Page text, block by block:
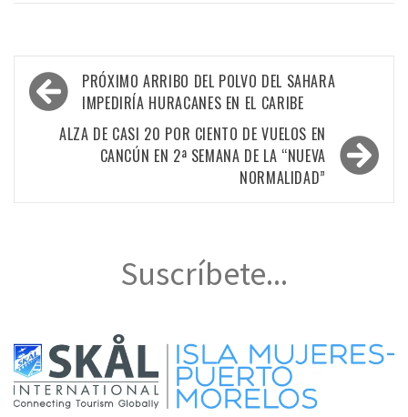
Navegación
de
entradas
PRÓXIMO ARRIBO DEL POLVO DEL SAHARA
IMPEDIRÍA HURACANES EN EL CARIBE
ALZA DE CASI 20 POR CIENTO DE VUELOS EN
CANCÚN EN 2ª SEMANA DE LA “NUEVA
NORMALIDAD”
Suscríbete...